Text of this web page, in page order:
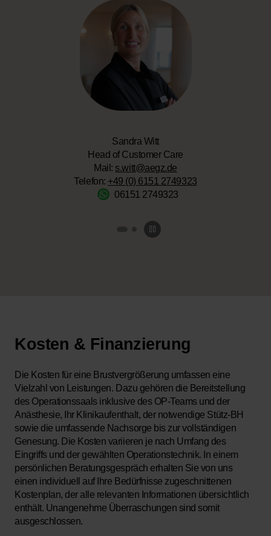
Sandra Witt
Head of Customer Care
Mail: s.witt@aegz.de
Telefon: +49 (0) 6151 2749323
06151 2749323
Kosten & Finanzierung
Die Kosten für eine Brustvergrößerung umfassen eine
Vielzahl von Leistungen. Dazu gehören die Bereitstellung
des Operationssaals inklusive des OP-Teams und der
Anästhesie, Ihr Klinikaufenthalt, der notwendige Stütz-BH
sowie die umfassende Nachsorge bis zur vollständigen
Genesung. Die Kosten variieren je nach Umfang des
Eingriffs und der gewählten Operationstechnik. In einem
persönlichen Beratungsgespräch erhalten Sie von uns
einen individuell auf Ihre Bedürfnisse zugeschnittenen
Kostenplan, der alle relevanten Informationen übersichtlich
enthält. Unangenehme Überraschungen sind somit
ausgeschlossen.